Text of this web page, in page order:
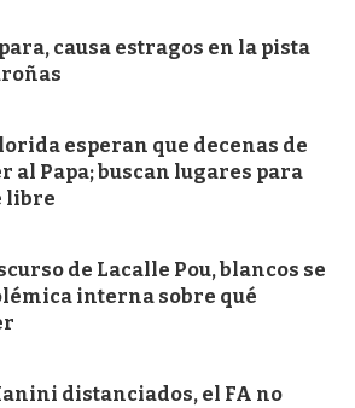
causa estragos en la pista
esperan que decenas de
al Papa; buscan lugares para
libre
de Lacalle Pou, blancos se
interna sobre qué
distanciados, el FA no